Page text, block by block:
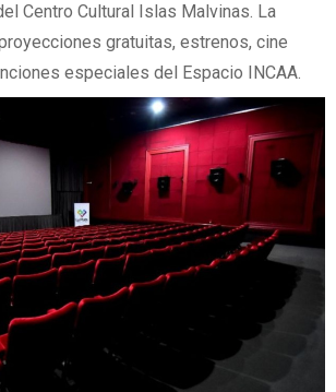
Centro Cultural Islas Malvinas. La
gratuitas, estrenos, cine
especiales del Espacio INCAA.